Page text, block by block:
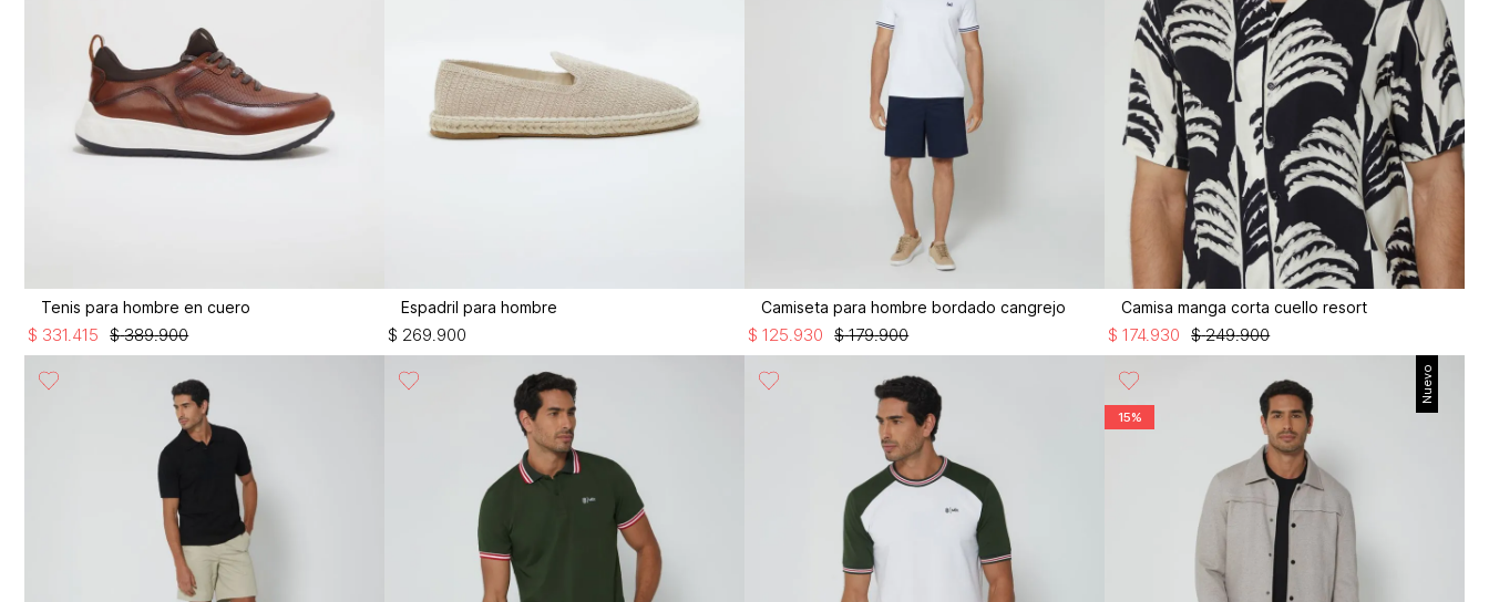
Tenis para hombre en cuero
$ 389.900
$ 331.415
Espadril para hombre
$ 269.900
Camiseta para hombre bordado cangrejo
$ 179.900
$ 125.930
Camisa manga corta cuello resort
$ 249.900
$ 174.930
Nuevo
15%